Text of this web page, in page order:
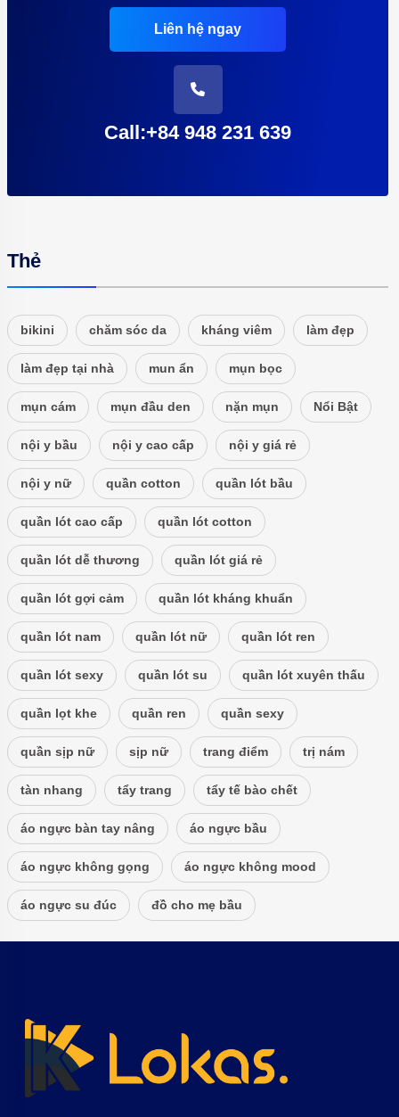
Liên hệ ngay
Call:+84 948 231 639
Thẻ
bikini chăm sóc da kháng viêm làm đẹp
làm đẹp tại nhà mun ẩn mụn bọc
mụn cám mụn đầu den nặn mụn Nổi Bật
nội y bầu nội y cao cấp nội y giá rẻ
nội y nữ quần cotton quần lót bầu
quần lót cao cấp quần lót cotton
quần lót dễ thương quần lót giá rẻ
quần lót gợi cảm quần lót kháng khuẩn
quần lót nam quần lót nữ quần lót ren
quần lót sexy quần lót su quần lót xuyên thấu
quần lọt khe quần ren quần sexy
quần sịp nữ sịp nữ trang điểm trị nám
tàn nhang tẩy trang tẩy tế bào chết
áo ngực bàn tay nâng áo ngực bầu
áo ngực không gọng áo ngực không mood
áo ngực su đúc đồ cho mẹ bầu